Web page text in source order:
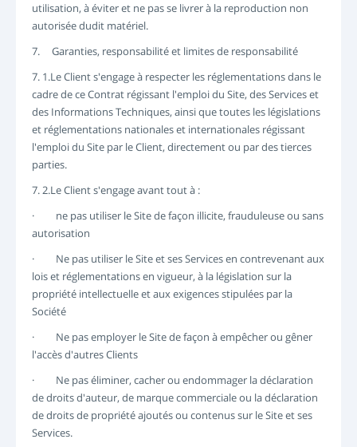
utilisation, à éviter et ne pas se livrer à la reproduction non
autorisée dudit matériel.
7. Garanties, responsabilité et limites de responsabilité
7. 1.Le Client s'engage à respecter les réglementations dans le
cadre de ce Contrat régissant l'emploi du Site, des Services et
des Informations Techniques, ainsi que toutes les législations
et réglementations nationales et internationales régissant
l'emploi du Site par le Client, directement ou par des tierces
parties.
7. 2.Le Client s'engage avant tout à :
· ne pas utiliser le Site de façon illicite, frauduleuse ou sans
autorisation
· Ne pas utiliser le Site et ses Services en contrevenant aux
lois et réglementations en vigueur, à la législation sur la
propriété intellectuelle et aux exigences stipulées par la
Société
· Ne pas employer le Site de façon à empêcher ou gêner
l'accès d'autres Clients
· Ne pas éliminer, cacher ou endommager la déclaration
de droits d'auteur, de marque commerciale ou la déclaration
de droits de propriété ajoutés ou contenus sur le Site et ses
Services.